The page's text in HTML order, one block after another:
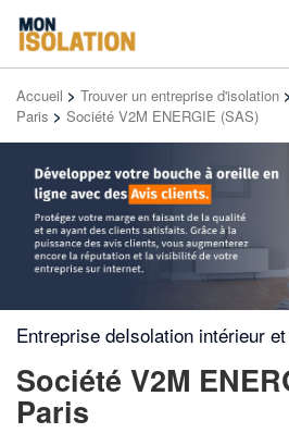
Accueil > Trouver un entreprise d'isolation >
Paris > Société V2M ENERGIE (SAS)
Entreprise deIsolation intérieur
Société V2M
Paris